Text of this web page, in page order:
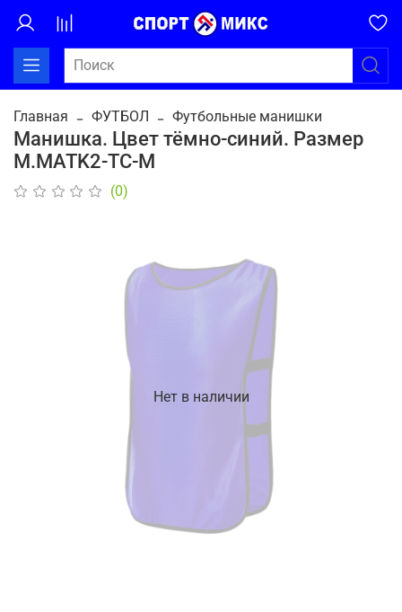
Главная ФУТБОЛ Футбольные манишки
Манишка. Цвет тёмно-синий. Размер
М.MATK2-ТС-M
(0)
Нет в наличии